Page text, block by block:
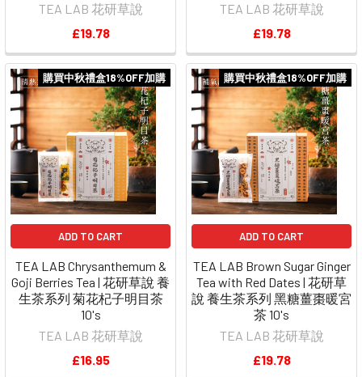
TEA LAB 花研草說
£19.78
TEA LAB 花研草說
£19.78
購買中秋禮盒18%OFF加購
ADD TO CART
TEA LAB Chrysanthemum &
Goji Berries Tea | 花研草說 養
生茶系列 菊花杞子明目茶
10's
TEA LAB 花研草說
£16.95
購買中秋禮盒18%OFF加購
ADD TO CART
TEA LAB Brown Sugar Ginger
Tea with Red Dates | 花研草
說 養生茶系列 黑糖薑棗暖宮
茶 10's
TEA LAB 花研草說
£19.78